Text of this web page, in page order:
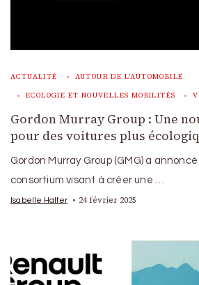
ACTUALITÉ AUTOUR DE L'AUTOMOBILE
ECOLOGIE ET NOUVELLES MOBILITÉS
Gordon Murray Group : Une
pour des voitures plus
Gordon Murray Group (GMG) a
consortium visant à créer une …
Isabelle Halter 24 février 2025